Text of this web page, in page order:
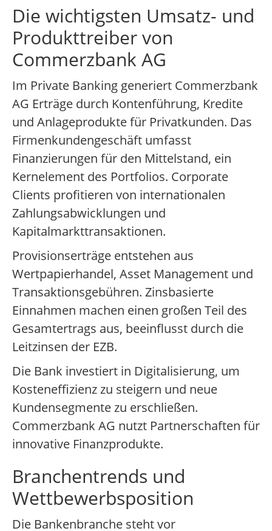
Die wichtigsten Umsatz- und
Produkttreiber von
Commerzbank AG
Im Private Banking generiert Commerzbank
AG Erträge durch Kontenführung, Kredite
und Anlageprodukte für Privatkunden. Das
Firmenkundengeschäft umfasst
Finanzierungen für den Mittelstand, ein
Kernelement des Portfolios. Corporate
Clients profitieren von internationalen
Zahlungsabwicklungen und
Kapitalmarkttransaktionen.
Provisionserträge entstehen aus
Wertpapierhandel, Asset Management und
Transaktionsgebühren. Zinsbasierte
Einnahmen machen einen großen Teil des
Gesamtertrags aus, beeinflusst durch die
Leitzinsen der EZB.
Die Bank investiert in Digitalisierung, um
Kosteneffizienz zu steigern und neue
Kundensegmente zu erschließen.
Commerzbank AG nutzt Partnerschaften für
innovative Finanzprodukte.
Branchentrends und
Wettbewerbsposition
Die Bankenbranche steht vor